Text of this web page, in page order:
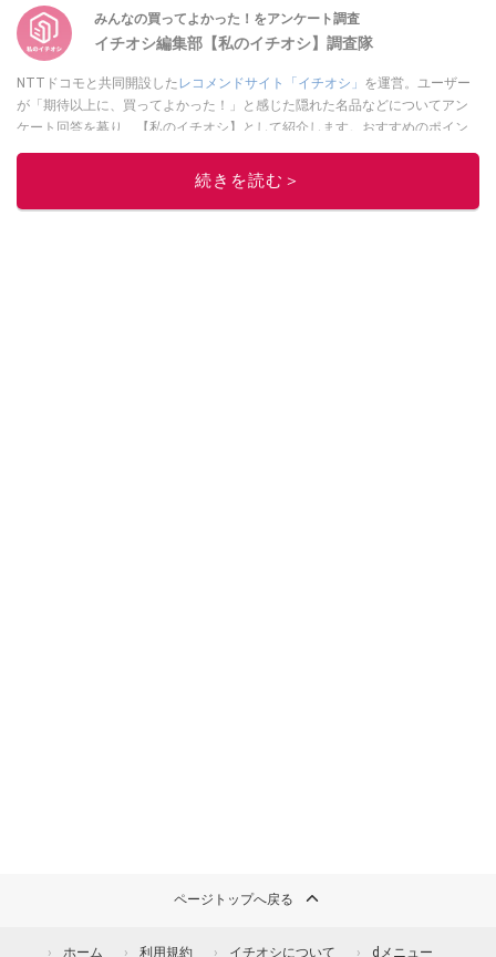
みんなの買ってよかった！をアンケート調査
イチオシ編集部【私のイチオシ】調査隊
NTTドコモと共同開設した レコメンドサイト「イチオシ」 を運営。ユーザー
が「期待以上に、買ってよかった！」と感じた隠れた名品などについてアン
ケート回答を募り、【私のイチオシ】として紹介します。おすすめのポイン
このイチオシストの他の記事を読む
続きを読む＞
ページトップへ戻る
ホーム 利用規約 イチオシについて dメニュー